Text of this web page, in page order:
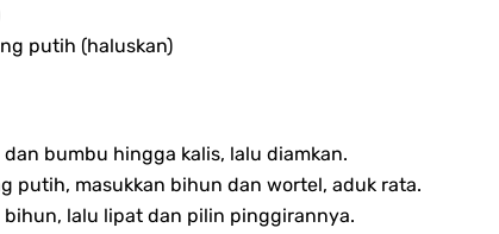
putih (haluskan)
bumbu hingga kalis, lalu diamkan.
putih, masukkan bihun dan wortel, aduk rata.
lalu lipat dan pilin pinggirannya.